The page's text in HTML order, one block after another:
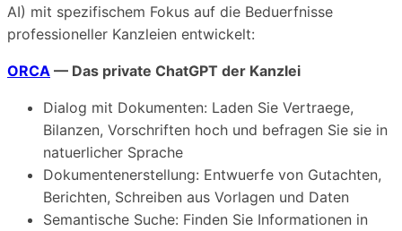
AI) mit spezifischem Fokus auf die Beduerfnisse
professioneller Kanzleien entwickelt:
ORCA — Das private ChatGPT der Kanzlei
Dialog mit Dokumenten: Laden Sie Vertraege,
Bilanzen, Vorschriften hoch und befragen Sie sie in
natuerlicher Sprache
Dokumentenerstellung: Entwuerfe von Gutachten,
Berichten, Schreiben aus Vorlagen und Daten
Semantische Suche: Finden Sie Informationen in